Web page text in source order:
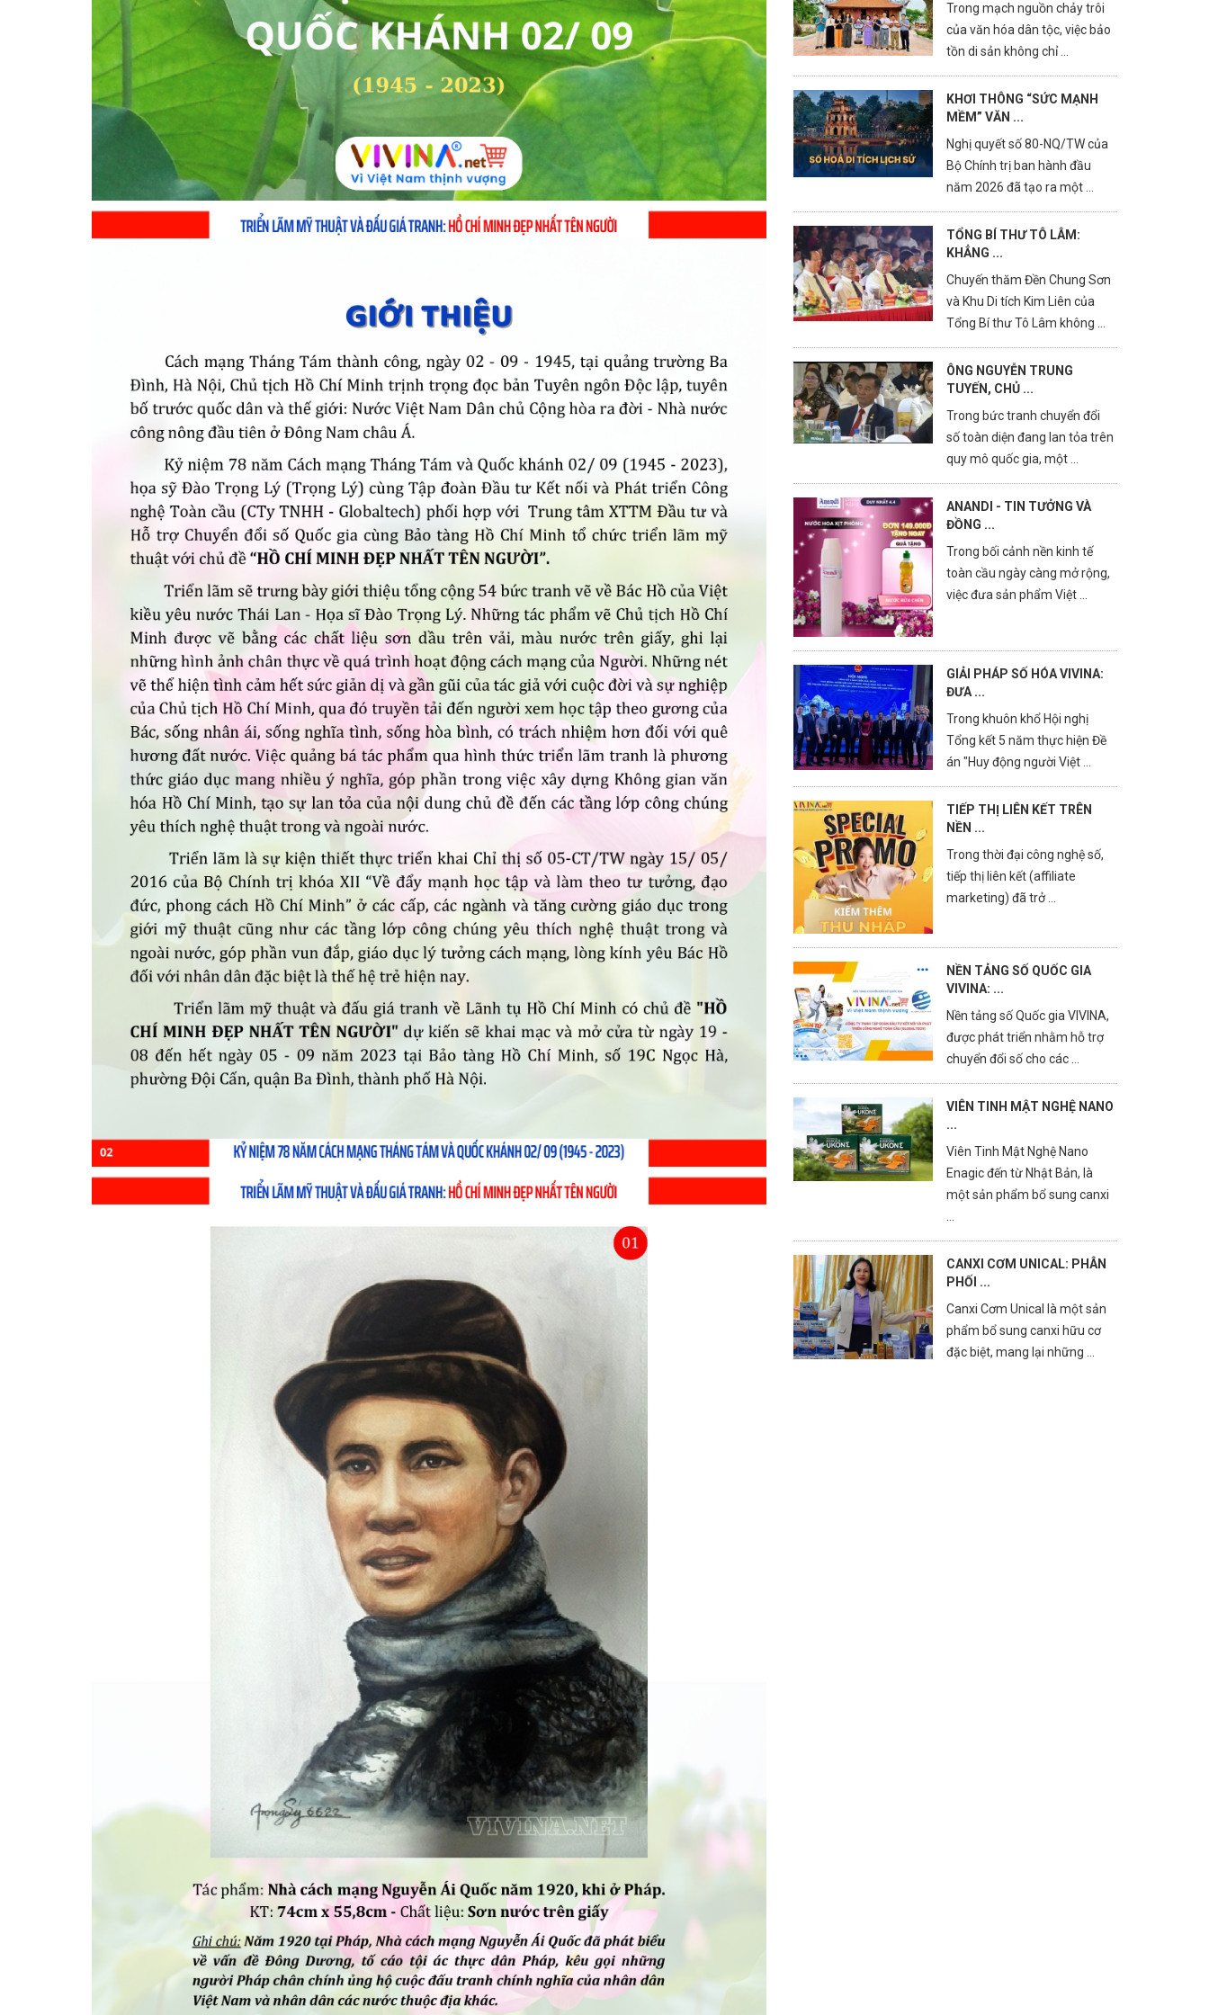
Trong mạch nguồn chảy trôi
của văn hóa dân tộc, việc bảo
tồn di sản không chỉ ...
KHƠI THÔNG “SỨC MẠNH
MỀM” VĂN ...
Nghị quyết số 80-NQ/TW của
Bộ Chính trị ban hành đầu
năm 2026 đã tạo ra một ...
TỔNG BÍ THƯ TÔ LÂM:
KHẲNG ...
Chuyến thăm Đền Chung Sơn
và Khu Di tích Kim Liên của
Tổng Bí thư Tô Lâm không ...
ÔNG NGUYỄN TRUNG
TUYẾN, CHỦ ...
Trong bức tranh chuyển đổi
số toàn diện đang lan tỏa trên
quy mô quốc gia, một ...
ANANDI - TIN TƯỞNG VÀ
ĐỒNG ...
Trong bối cảnh nền kinh tế
toàn cầu ngày càng mở rộng,
việc đưa sản phẩm Việt ...
GIẢI PHÁP SỐ HÓA VIVINA:
ĐƯA ...
Trong khuôn khổ Hội nghị
Tổng kết 5 năm thực hiện Đề
án "Huy động người Việt ...
TIẾP THỊ LIÊN KẾT TRÊN
NỀN ...
Trong thời đại công nghệ số,
tiếp thị liên kết (affiliate
marketing) đã trở ...
NỀN TẢNG SỐ QUỐC GIA
VIVINA: ...
Nền tảng số Quốc gia VIVINA,
được phát triển nhằm hỗ trợ
chuyển đổi số cho các ...
VIÊN TINH MẬT NGHỆ NANO
...
Viên Tinh Mật Nghệ Nano
Enagic đến từ Nhật Bản, là
một sản phẩm bổ sung canxi
CANXI CƠM UNICAL: PHÂN
PHỐI ...
Canxi Cơm Unical là một sản
phẩm bổ sung canxi hữu cơ
đặc biệt, mang lại những ...